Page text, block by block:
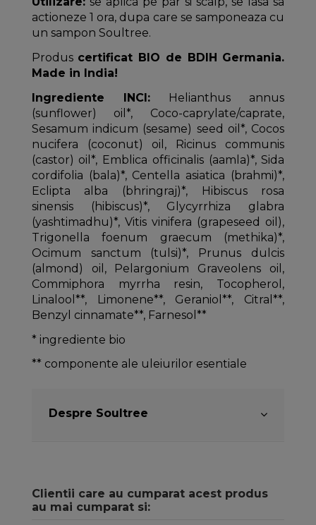
actioneze 1 ora, dupa care se samponeaza cu
un sampon Soultree.
Produs certificat BIO de BDIH Germania.
Made in India!
Ingrediente INCI:Helianthus annus
(sunflower) oil*, Coco-caprylate/caprate,
Sesamum indicum (sesame) seed oil*, Cocos
nucifera (coconut) oil, Ricinus communis
(castor) oil*, Emblica officinalis (aamla)*, Sida
cordifolia (bala)*, Centella asiatica (brahmi)*,
Eclipta alba (bhringraj)*, Hibiscus rosa
sinensis (hibiscus)*, Glycyrrhiza glabra
(yashtimadhu)*, Vitis vinifera (grapeseed oil),
Trigonella foenum graecum (methika)*,
Ocimum sanctum (tulsi)*, Prunus dulcis
(almond) oil, Pelargonium Graveolens oil,
Commiphora myrrha resin, Tocopherol,
Linalool**, Limonene**, Geraniol**, Citral**,
Benzyl cinnamate**, Farnesol**
* ingrediente bio
** componente ale uleiurilor esentiale
Despre Soultree
Clientii care au cumparat acest produs
au mai cumparat si: